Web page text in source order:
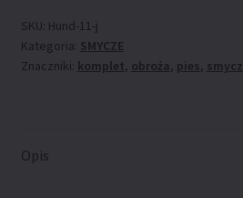
11-
J”
SKU: Hund-11-j
Kategoria: SMYCZE
Znaczniki: komplet, obroża, pies, smycz
Opis